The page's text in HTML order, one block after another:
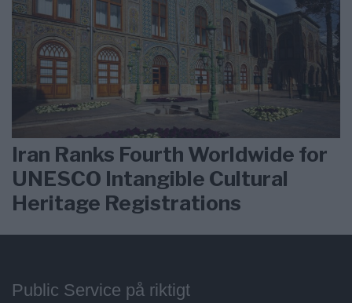
Iran Ranks Fourth Worldwide for
UNESCO Intangible Cultural
Heritage Registrations
Public Service på riktigt